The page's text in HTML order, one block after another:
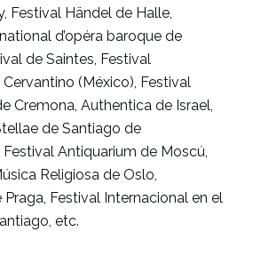
Festival Händel de Halle,
d’opéra baroque de
de Saintes, Festival
(México), Festival
Cremona, Authentica de Israel,
de Santiago de
Antiquarium de Moscú,
Religiosa de Oslo,
Praga, Festival Internacional en el
etc.